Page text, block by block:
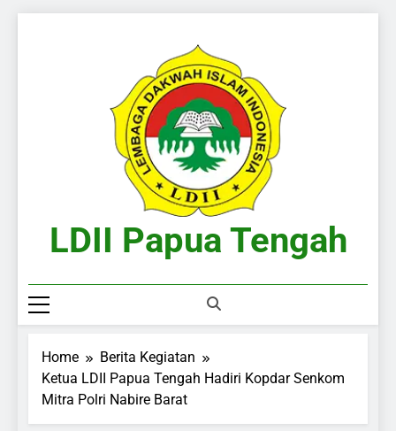
LDII Papua Tengah
Home
Berita Kegiatan
Ketua LDII Papua Tengah Hadiri Kopdar Senkom
Mitra Polri Nabire Barat